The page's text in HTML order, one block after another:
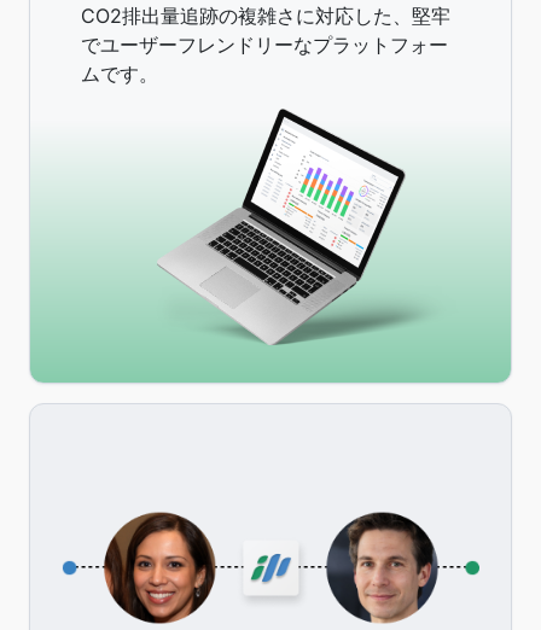
CO2排出量追跡の複雑さに対応した、堅牢
でユーザーフレンドリーなプラットフォー
ムです。